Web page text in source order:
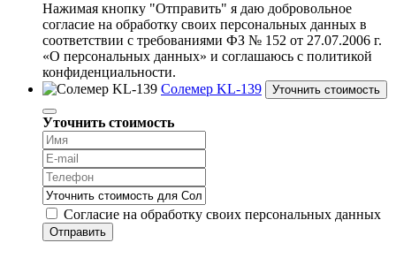
Нажимая кнопку "Отправить" я даю добровольное
согласие на обработку своих персональных данных в
соответствии с требованиями ФЗ № 152 от 27.07.2006 г.
«О персональных данных» и соглашаюсь с политикой
конфиденциальности.
Солемер KL-139
Уточнить стоимость
Уточнить стоимость
Согласие на обработку своих персональных данных
Отправить